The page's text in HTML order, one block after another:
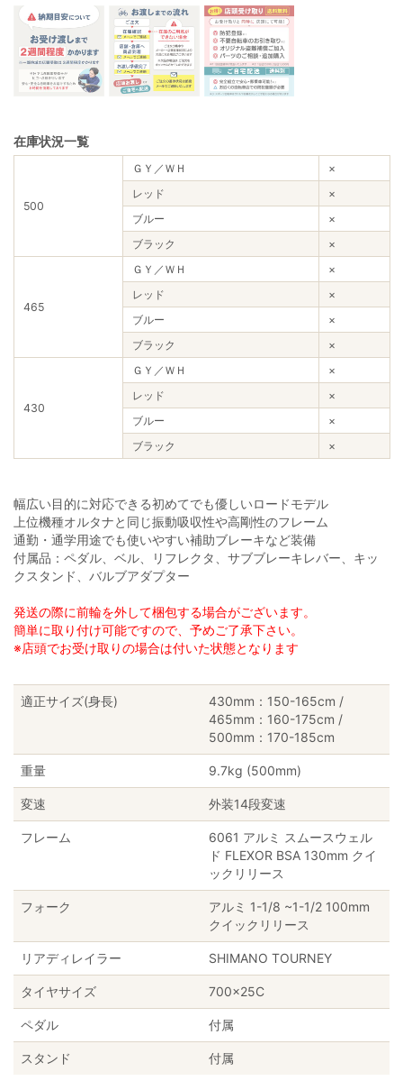
在庫状況一覧
500
ＧＹ／ＷＨ
×
レッド
×
ブルー
×
ブラック
×
465
ＧＹ／ＷＨ
×
レッド
×
ブルー
×
ブラック
×
430
ＧＹ／ＷＨ
×
レッド
×
ブルー
×
ブラック
×
幅広い目的に対応できる初めてでも優しいロードモデル
上位機種オルタナと同じ振動吸収性や高剛性のフレーム
通勤・通学用途でも使いやすい補助ブレーキなど装備
付属品：ペダル、ベル、リフレクタ、サブブレーキレバー、キッ
クスタンド、バルブアダプター
発送の際に前輪を外して梱包する場合がございます。
簡単に取り付け可能ですので、予めご了承下さい。
※店頭でお受け取りの場合は付いた状態となります
適正サイズ(身長)
430mm：150-165cm /
465mm：160-175cm /
500mm：170-185cm
重量 9.7kg (500mm)
変速 外装14段変速
フレーム
6061 アルミ スムースウェル
ド FLEXOR BSA 130mm クイ
ックリリース
フォーク
アルミ 1-1/8 ~1-1/2 100mm
クイックリリース
リアディレイラー SHIMANO TOURNEY
タイヤサイズ 700×25C
ペダル 付属
スタンド 付属